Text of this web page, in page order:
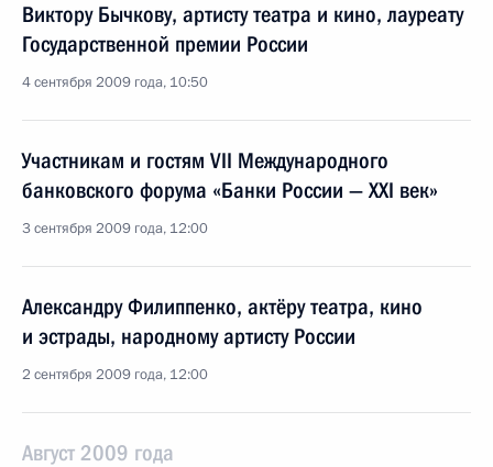
Виктору Бычкову, артисту театра и кино, лауреату
Государственной премии России
4 сентября 2009 года, 10:50
Участникам и гостям VII Международного
банковского форума «Банки России — XXI век»
3 сентября 2009 года, 12:00
Александру Филиппенко, актёру театра, кино
и эстрады, народному артисту России
2 сентября 2009 года, 12:00
Август 2009 года